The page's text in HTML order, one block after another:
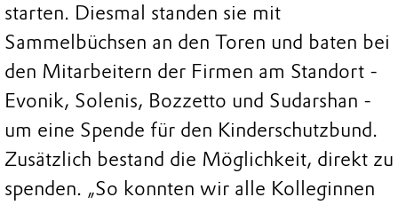
starten. Diesmal standen sie mit
Sammelbüchsen an den Toren und baten bei
den Mitarbeitern der Firmen am Standort -
Evonik, Solenis, Bozzetto und Sudarshan -
um eine Spende für den Kinderschutzbund.
Zusätzlich bestand die Möglichkeit, direkt zu
spenden. „So konnten wir alle Kolleginnen